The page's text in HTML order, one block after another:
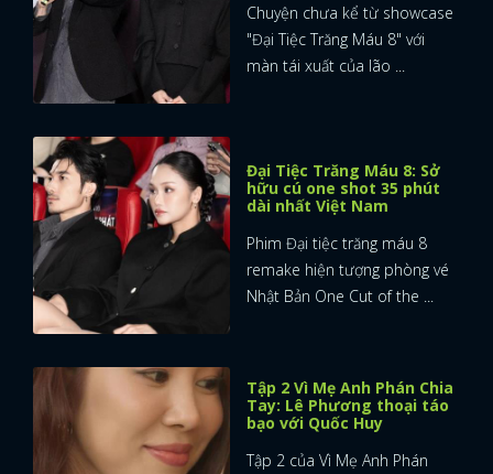
Chuyện chưa kể từ showcase
"Đại Tiệc Trăng Máu 8" với
màn tái xuất của lão ...
Đại Tiệc Trăng Máu 8: Sở
hữu cú one shot 35 phút
dài nhất Việt Nam
Phim Đại tiệc trăng máu 8
remake hiện tượng phòng vé
Nhật Bản One Cut of the ...
Tập 2 Vì Mẹ Anh Phán Chia
Tay: Lê Phương thoại táo
bạo với Quốc Huy
Tập 2 của Vì Mẹ Anh Phán